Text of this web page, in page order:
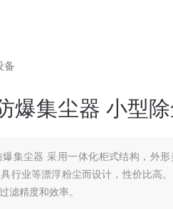
备
爆集尘器 小型
集尘器 采用一体化柜式结构，外
行业等漂浮粉尘而设计，性价比高
滤精度和效率。